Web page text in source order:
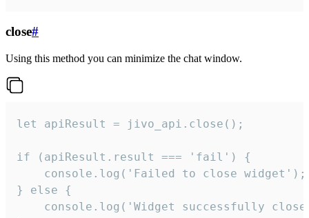
close#
Using this method you can minimize the chat window.
let apiResult = jivo_api.close();
if (apiResult.result === 'fail') {
    console.log('Failed to close widget');
} else {
console.log('Widget successfully